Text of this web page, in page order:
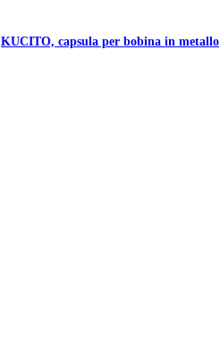
KUCITO, capsula per bobina in metallo